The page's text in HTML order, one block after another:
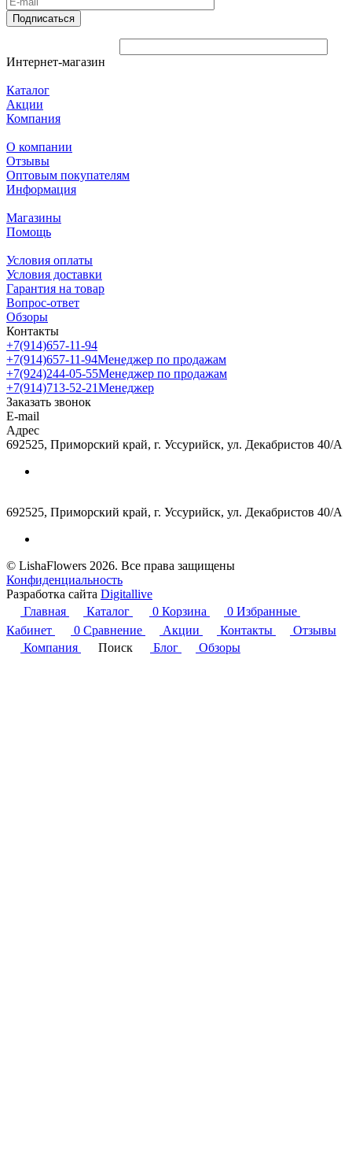
Подписаться
Интернет-магазин
Каталог
Акции
Компания
О компании
Отзывы
Оптовым покупателям
Информация
Магазины
Помощь
Условия оплаты
Условия доставки
Гарантия на товар
Вопрос-ответ
Обзоры
Контакты
+7(914)657-11-94
+7(914)657-11-94Менеджер по продажам
+7(924)244-05-55Менеджер по продажам
+7(914)713-52-21Менеджер
Заказать звонок
E-mail
Адрес
692525, Приморский край, г. Уссурийск, ул. Декабристов 40/А
692525, Приморский край, г. Уссурийск, ул. Декабристов 40/А
© LishaFlowers 2026. Все права защищены
Конфиденциальность
Разработка сайта Digitallive
Главная
Каталог 0 Корзина 0 Избранные
Кабинет
0 Сравнение Акции Контакты
Отзывы
Компания
Поиск Блог Обзоры